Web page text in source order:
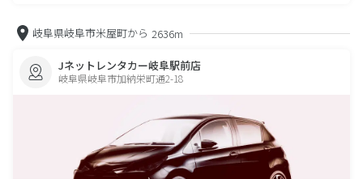
岐阜県岐阜市米屋町から 2636m
Jネットレンタカー岐阜駅前店
岐阜県岐阜市加納栄町通2-18